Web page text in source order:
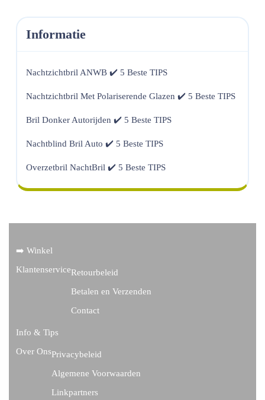
Informatie
Nachtzichtbril ANWB ✔️ 5 Beste TIPS
Nachtzichtbril Met Polariserende Glazen ✔️ 5 Beste TIPS
Bril Donker Autorijden ✔️ 5 Beste TIPS
Nachtblind Bril Auto ✔️ 5 Beste TIPS
Overzetbril NachtBril ✔️ 5 Beste TIPS
➡️ Winkel
KlantenserviceRetourbeleid
Betalen en Verzenden
Contact
Info & Tips
Over OnsPrivacybeleid
Algemene Voorwaarden
Linkpartners